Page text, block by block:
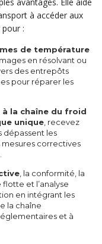
à accéder aux
:
de température
en résolvant ou
des entrepôts
pour réparer les
la chaîne du froid
unique , recevez
dépassent les
correctives
, la conformité, la
et l’analyse
en intégrant les
la chaîne
et à